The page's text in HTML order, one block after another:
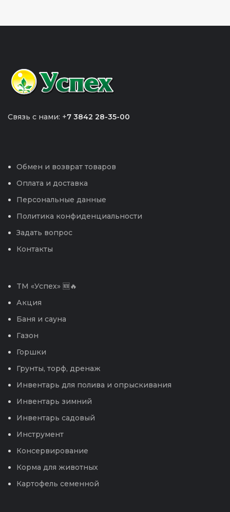
Связь с нами: +7 3842 28-35-00
Обмен и возврат товаров
Оплата и доставка
Персональные данные
Политика конфиденциальности
Задать вопрос
Контакты
TM «Успех» 🆕🔥
Акция
Баня и сауна
Газон
Горшки
Грунты, торф, дренаж
Инвентарь для полива и опрыскивания
Инвентарь зимний
Инвентарь садовый
Инструмент
Консервирование
Корма для животных
Картофель семенной